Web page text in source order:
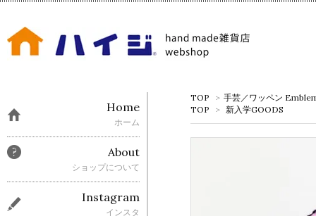
TOP > 手芸／ワッペン
TOP
> 新入学GOODS
Home
ホーム
About
ショップについて
Instagram
インスタ